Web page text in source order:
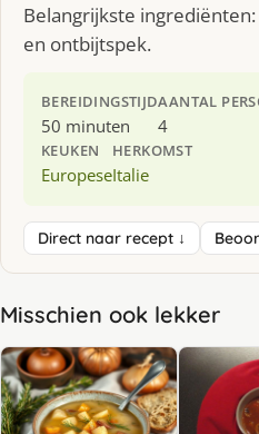
Belangrijkste
en ontbijtspek.
BEREIDINGSTIJD
50 minuten
AANTAL
4
KEUKEN
Europese
HERKOMST
Italie
Direct naar recept ↓
Misschien ook lekker